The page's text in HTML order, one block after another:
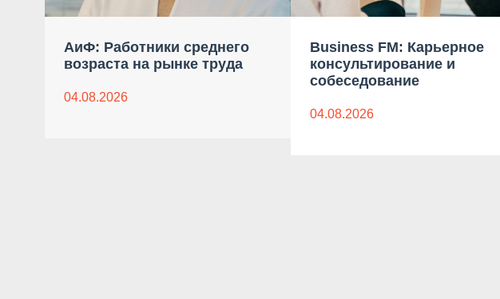
АиФ: Работники среднего
возраста на рынке труда
04.08.2026
Business FM: Карьерное
консультирование и
собеседование
04.08.2026